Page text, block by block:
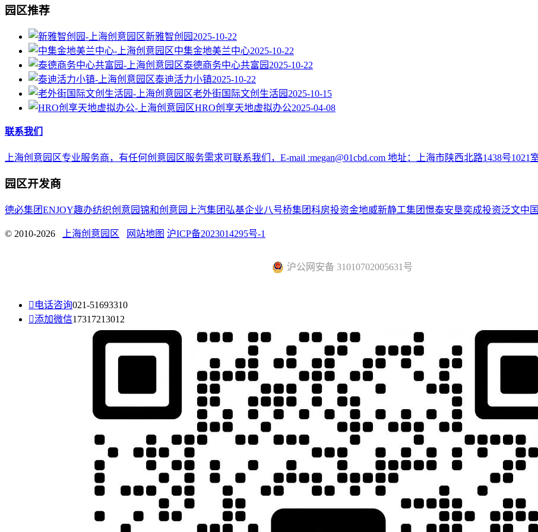
园区推荐
新雅智创园 2025-10-22
中集金地美兰中心2025-10-22
泰德商务中心共富园 2025-10-22
泰迪活力小镇2025-10-22
老外街国际文创生活园 2025-10-15
HRO创享天地虚拟办公2025-04-08
联系我们
上海创意园区专业服务商，有任何创意园区服务需求可联系我们，E-mail :megan@01cbd.com 地址：上海市陕西北路1438号1021
园区开发商
德必集团ENJOY趣办纺织创意园锦和创意园 上汽集团 弘基企业八号桥集团科房投资金地威新静工集团憬泰安垦奕成投资泛文中国
© 2010-2026 上海创意园区 网站地图 沪ICP备2023014295号-1
沪公网安备 31010702005631号
 电话咨询021-51693310
添加微信17317213012